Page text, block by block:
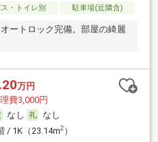
・トイレ別 駐車場(近隣含)
ートロック完備。部屋の綺麗
万円
費3,000円
なし
なし
/ 1K（23.14m2）